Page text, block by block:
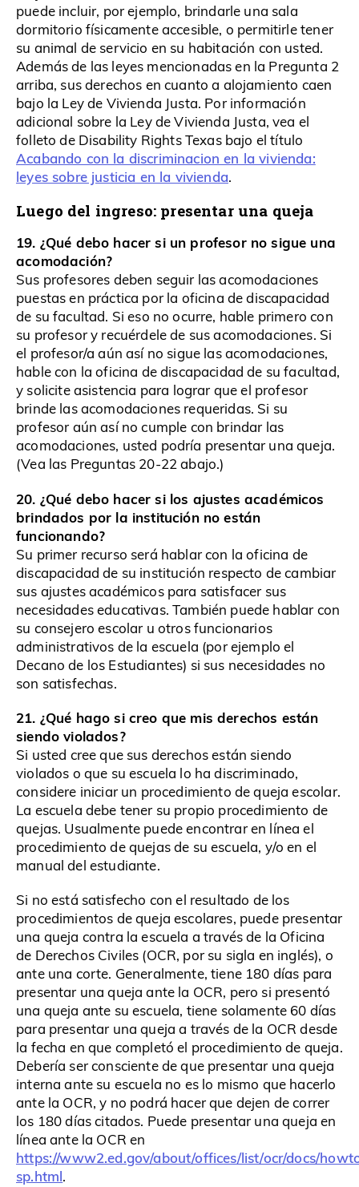
puede incluir, por ejemplo, brindarle una sala
dormitorio físicamente accesible, o permitirle tener
su animal de servicio en su habitación con usted.
Además de las leyes mencionadas en la Pregunta 2
arriba, sus derechos en cuanto a alojamiento caen
bajo la Ley de Vivienda Justa. Por información
adicional sobre la Ley de Vivienda Justa, vea el
folleto de Disability Rights Texas bajo el título
Acabando con la discriminacion en la vivienda:
leyes sobre justicia en la vivienda.
Luego del ingreso: presentar una queja
19. ¿Qué debo hacer si un profesor no sigue una
acomodación?
Sus profesores deben seguir las acomodaciones
puestas en práctica por la oficina de discapacidad
de su facultad. Si eso no ocurre, hable primero con
su profesor y recuérdele de sus acomodaciones. Si
el profesor/a aún así no sigue las acomodaciones,
hable con la oficina de discapacidad de su facultad,
y solicite asistencia para lograr que el profesor
brinde las acomodaciones requeridas. Si su
profesor aún así no cumple con brindar las
acomodaciones, usted podría presentar una queja.
(Vea las Preguntas 20-22 abajo.)
20. ¿Qué debo hacer si los ajustes académicos
brindados por la institución no están
funcionando?
Su primer recurso será hablar con la oficina de
discapacidad de su institución respecto de cambiar
sus ajustes académicos para satisfacer sus
necesidades educativas. También puede hablar con
su consejero escolar u otros funcionarios
administrativos de la escuela (por ejemplo el
Decano de los Estudiantes) si sus necesidades no
son satisfechas.
21. ¿Qué hago si creo que mis derechos están
siendo violados?
Si usted cree que sus derechos están siendo
violados o que su escuela lo ha discriminado,
considere iniciar un procedimiento de queja escolar.
La escuela debe tener su propio procedimiento de
quejas. Usualmente puede encontrar en línea el
procedimiento de quejas de su escuela, y/o en el
manual del estudiante.
Si no está satisfecho con el resultado de los
procedimientos de queja escolares, puede presentar
una queja contra la escuela a través de la Oficina
de Derechos Civiles (OCR, por su sigla en inglés), o
ante una corte. Generalmente, tiene 180 días para
presentar una queja ante la OCR, pero si presentó
una queja ante su escuela, tiene solamente 60 días
para presentar una queja a través de la OCR desde
la fecha en que completó el procedimiento de queja.
Debería ser consciente de que presentar una queja
interna ante su escuela no es lo mismo que hacerlo
ante la OCR, y no podrá hacer que dejen de correr
los 180 días citados. Puede presentar una queja en
línea ante la OCR en
https://www2.ed.gov/about/offices/list/ocr/docs/
sp.html.